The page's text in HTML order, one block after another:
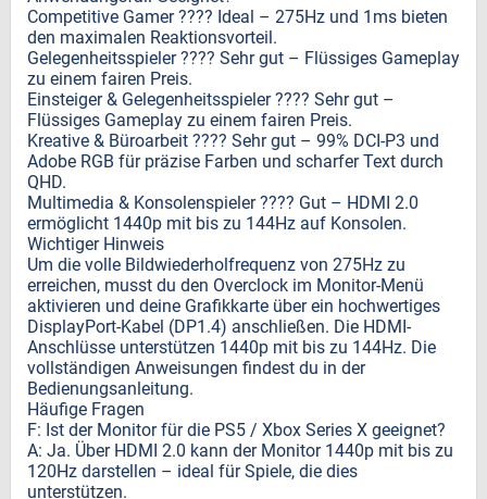
Competitive Gamer ???? Ideal – 275Hz und 1ms bieten
den maximalen Reaktionsvorteil.
Gelegenheitsspieler ???? Sehr gut – Flüssiges Gameplay
zu einem fairen Preis.
Einsteiger & Gelegenheitsspieler ???? Sehr gut –
Flüssiges Gameplay zu einem fairen Preis.
Kreative & Büroarbeit ???? Sehr gut – 99% DCI-P3 und
Adobe RGB für präzise Farben und scharfer Text durch
QHD.
Multimedia & Konsolenspieler ???? Gut – HDMI 2.0
ermöglicht 1440p mit bis zu 144Hz auf Konsolen.
Wichtiger Hinweis
Um die volle Bildwiederholfrequenz von 275Hz zu
erreichen, musst du den Overclock im Monitor-Menü
aktivieren und deine Grafikkarte über ein hochwertiges
DisplayPort-Kabel (DP1.4) anschließen. Die HDMI-
Anschlüsse unterstützen 1440p mit bis zu 144Hz. Die
vollständigen Anweisungen findest du in der
Bedienungsanleitung.
Häufige Fragen
F: Ist der Monitor für die PS5 / Xbox Series X geeignet?
A: Ja. Über HDMI 2.0 kann der Monitor 1440p mit bis zu
120Hz darstellen – ideal für Spiele, die dies
unterstützen.